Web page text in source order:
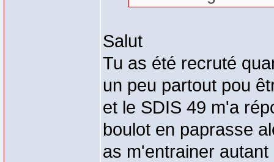
Salut
Tu as été recruté
un peu partout pou
et le SDIS 49 m'a
boulot en paprasse
as m'entrainer